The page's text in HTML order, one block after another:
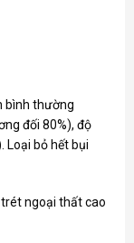
bình thường
đối 80%), độ
Loại bỏ hết bụi
ngoại thất cao